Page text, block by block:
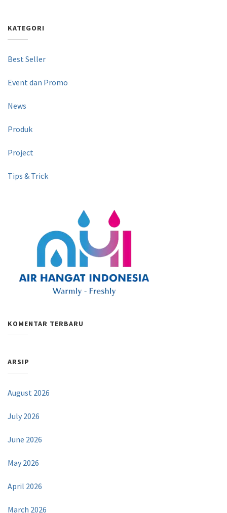
KATEGORI
Best Seller
Event dan Promo
News
Produk
Project
Tips & Trick
KOMENTAR TERBARU
ARSIP
August 2026
July 2026
June 2026
May 2026
April 2026
March 2026